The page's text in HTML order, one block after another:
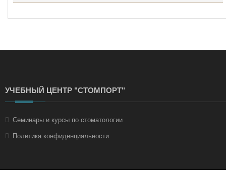
УЧЕБНЫЙ ЦЕНТР "СТОМПОРТ"
Семинары и курсы по стоматологии
Политика конфиденциальности